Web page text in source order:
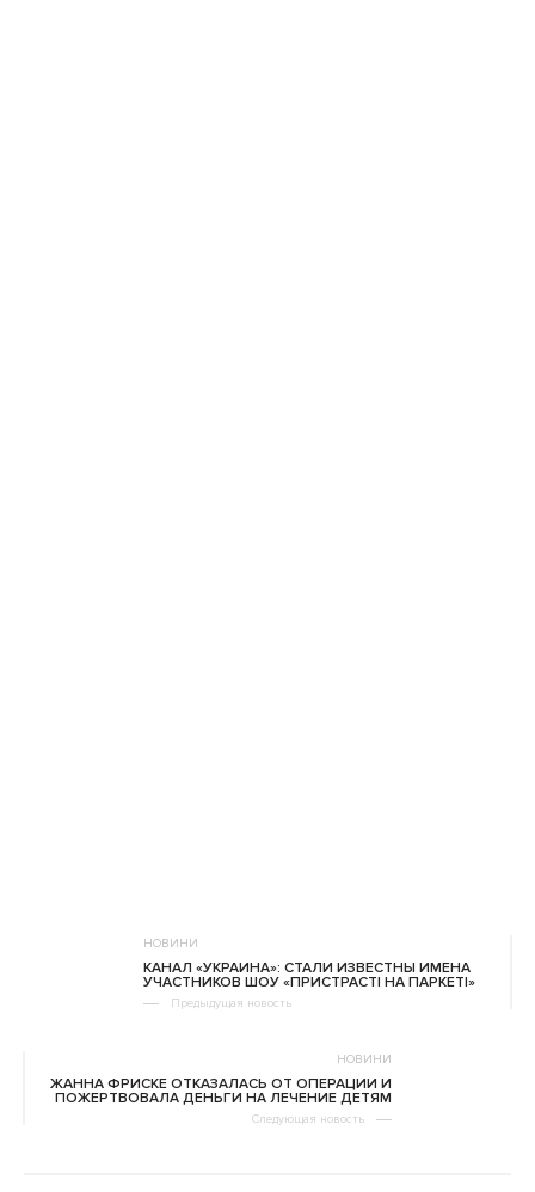
НОВИНИ
КАНАЛ «УКРАИНА»: СТАЛИ ИЗВЕСТНЫ ИМЕНА
УЧАСТНИКОВ ШОУ «ПРИСТРАСТІ НА ПАРКЕТІ»
Предыдущая новость
НОВИНИ
ЖАННА ФРИСКЕ ОТКАЗАЛАСЬ ОТ ОПЕРАЦИИ И
ПОЖЕРТВОВАЛА ДЕНЬГИ НА ЛЕЧЕНИЕ ДЕТЯМ
Следующая новость